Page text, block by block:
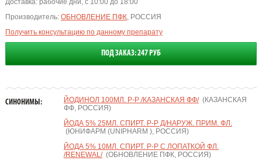
Доставка: рабочие дни, с 10:00 до 18:00
Производитель: ОБНОВЛЕНИЕ ПФК, РОССИЯ
Получить консультацию по данному препарату
ПОД ЗАКАЗ: 247 РУБ
СИНОНИМЫ: ЙОДИНОЛ 100МЛ. Р-Р /КАЗАНСКАЯ ФФ/(КАЗАНСКАЯ
ФФ, РОССИЯ)
ЙОДА 5% 25МЛ. СПИРТ. Р-Р Д/НАРУЖ. ПРИМ. ФЛ.
(ЮНИФАРМ (UNIPHARM ), РОССИЯ)
ЙОДА 5% 10МЛ. СПИРТ. Р-Р С ЛОПАТКОЙ ФЛ.
/RENEWAL/(ОБНОВЛЕНИЕ ПФК, РОССИЯ)